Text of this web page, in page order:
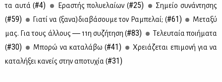
τα αυ­τά (#4) Ερα­στής πο­λυ­ε­λαί­ων (#25)
Ση­μείο συ­νά­ντη­σης
(#59) Για­τί να (ξα­να)δια­βά­σου­με τον Ρα­μπε­λαί; (#61)
Με­τα­ξύ
μας. Για τους άλ­λους ― 11η συ­ζή­τη­ση (#83)
Tε­λευ­ταία ποι­ή­μα­τα
(#30) Μπο­ρώ να κα­τα­λά­βω (#41)
Χρειά­ζε­ται επι­μο­νή για να
κα­τα­λή­ξει κα­νείς στην απο­τυ­χία (#31)